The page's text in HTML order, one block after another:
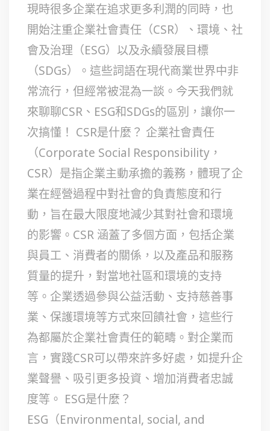
現時很多企業在追求更多利潤的同時，也
開始注重企業社會責任（CSR）、環境、社
會及治理（ESG）以及永續發展目標
（SDGs）。這些詞語在現代商業世界中非
常流行，但經常被混為一談。今天我們就
來聊聊CSR、ESG和SDGs的區別，讓你一
次搞懂！ CSR是什麼？ 企業社會責任
（Corporate Social Responsibility，
CSR）是指企業主動承擔的義務，體現了企
業在經營過程中對社會的負責態度和行
動，旨在最大限度地減少其對社會和環境
的影響。CSR 涵蓋了多個方面，包括企業
與員工、消費者的關係，以及產品和服務
質量的提升，對當地社區和環境的支持
等。企業透過參與公益活動、支持慈善事
業、保護環境等方式來回饋社會，這些行
為都屬於企業社會責任的範疇。對企業而
言，實踐CSR可以帶來許多好處，如提升企
業聲譽、吸引更多投資、增加消費者忠誠
度等。 ESG是什麼？
ESG（Environmental, social, and